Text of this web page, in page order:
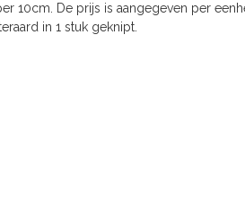
10cm. De prijs is aangegeven per
in 1 stuk geknipt.